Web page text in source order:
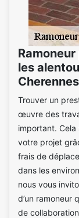
les
Cherennes
Trouver un
œuvre des
important.
votre projet
frais de
dans les
nous vous
d’un ramoneur
de